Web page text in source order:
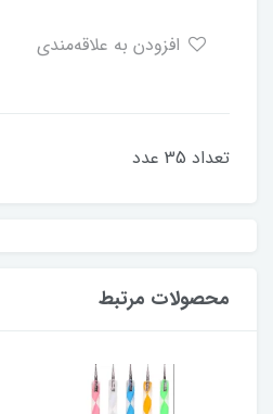
تعداد 35 عدد
محصولات مرتبط